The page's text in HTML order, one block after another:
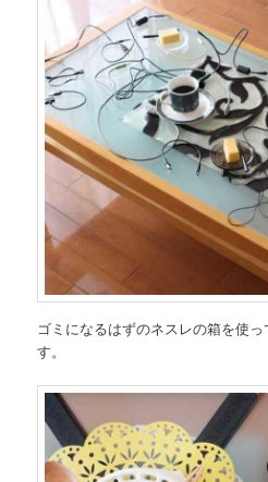
ゴミになるはずのネスレの箱を使
す。